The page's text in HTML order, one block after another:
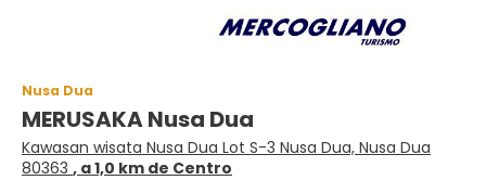
Nusa Dua
MERUSAKA Nusa Dua
Kawasan wisata Nusa Dua Lot S-3 Nusa Dua, Nusa Dua
80363 , a 1,0 km de Centro